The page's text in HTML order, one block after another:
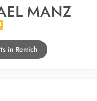
MANZ
in Remich